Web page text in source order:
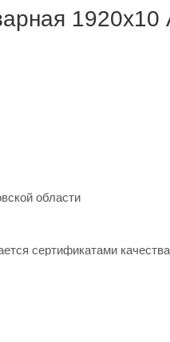
области
сертификатами качества